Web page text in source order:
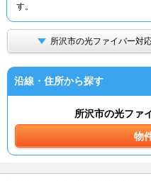
す。
所沢市の光ファイバー対
沿線・住所から探す
所沢市の光ファ
物